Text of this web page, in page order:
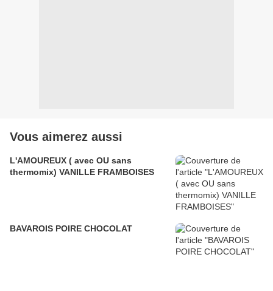
Vous aimerez aussi
L'AMOUREUX ( avec OU sans
thermomix) VANILLE FRAMBOISES
BAVAROIS POIRE CHOCOLAT